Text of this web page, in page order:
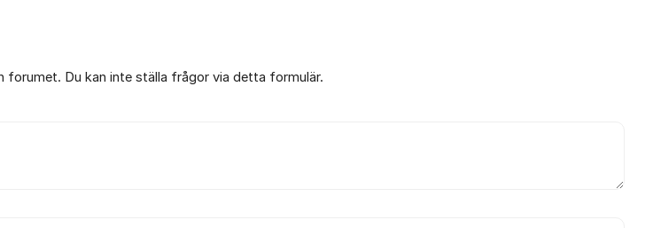
Du kan inte ställa frågor via detta formulär.